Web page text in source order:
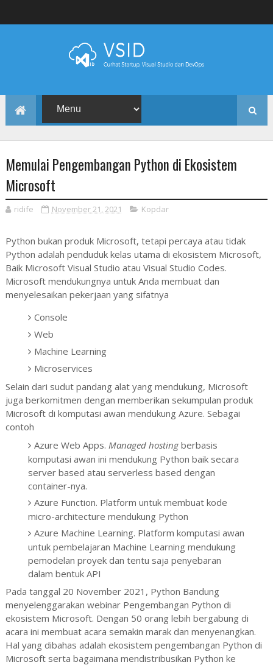
Memulai Pengembangan Python di Ekosistem
Microsoft
ridife November 21, 2021 Kopdar
Python bukan produk Microsoft, tetapi percaya atau tidak
Python adalah penduduk kelas utama di ekosistem Microsoft,
Baik Microsoft Visual Studio atau Visual Studio Codes.
Microsoft mendukungnya untuk Anda membuat dan
menyelesaikan pekerjaan yang sifatnya
Console
Web
Machine Learning
Microservices
Selain dari sudut pandang alat yang mendukung, Microsoft
juga berkomitmen dengan memberikan sekumpulan produk
Microsoft di komputasi awan mendukung Azure. Sebagai
contoh
Azure Web Apps. Managed hostingberbasis
komputasi awan ini mendukung Python baik secara
server based atau serverless based dengan
container-nya.
Azure Function. Platform untuk membuat kode
micro-architecture mendukung Python
Azure Machine Learning. Platform komputasi awan
untuk pembelajaran Machine Learning mendukung
pemodelan proyek dan tentu saja penyebaran
dalam bentuk API
Pada tanggal 20 November 2021, Python Bandung
menyelenggarakan webinar Pengembangan Python di
ekosistem Microsoft. Dengan 50 orang lebih bergabung di
acara ini membuat acara semakin marak dan menyenangkan.
Hal yang dibahas adalah ekosistem pengembangan Python di
Microsoft serta bagaimana mendistribusikan Python ke